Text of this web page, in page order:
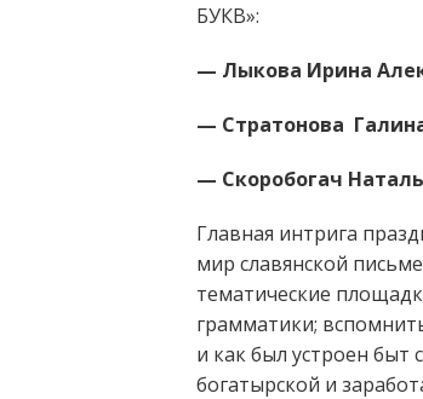
БУКВ»:
— Лыкова Ирина
— Стратонова
— Скоробогач
Главная интрига
мир славянской
тематические
грамматики;
и как был устроен быт
богатырской и